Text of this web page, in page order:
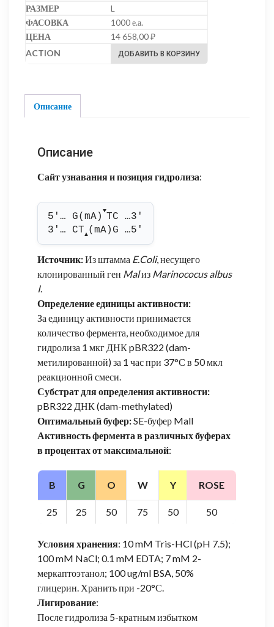
L
1000 е.а.
14 658,00₽
ДОБАВИТЬ В КОРЗИНУ
Описание
Описание
Сайт узнавания и позиция гидролиза:
5'… G(mA)
▼
TC …3'
3'… CT▲(mA)G …5'
Источник:Из штамма E.Coli, несущего
клонированный ген Malиз Marinococus albus
I.
Определение единицы активности:
За единицу активности принимается
количество фермента, необходимое для
гидролиза 1 мкг ДНК pBR322 (dam-
метилированной) за 1 час при 37°С в 50 мкл
реакционной смеси.
Субстрат для определения активности:
pBR322 ДНК (dam-methylated)
Оптимальный буфер:SE-буфер MalI
Активность фермента в различных буферах
в процентах от максимальной:
B G O W Y ROSE
25 25 50 75 50 50
Условия хранения: 10 mM Tris-HCl (pH 7.5);
100 mM NaCl; 0.1 mM EDTA; 7 mM 2-
меркаптоэтанол; 100 ug/ml BSA, 50%
глицерин. Хранить при -20°С.
Лигирование:
После гидролиза 5-кратным избытком